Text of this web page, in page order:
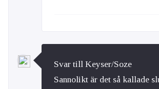
Svar till Keyser/Soze
Sannolikt är det så kallade